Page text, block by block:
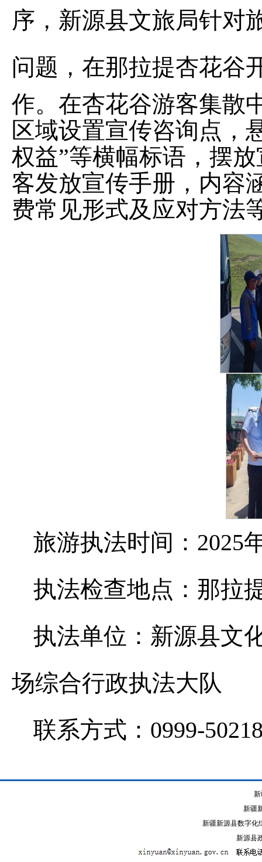
序，新源县文旅局针对
问题，在那拉提杏花谷
作。在杏花谷游客集散
区域设置宣传咨询点，
权益”等横幅标语，摆
客发放宣传手册，内容
费常见形式及应对方法
旅游执法时间：2025
执法检查地点：那拉
执法单位：新源县文
场综合行政执法大队
联系方式：0999-
新疆
新疆新源县数字化
新源县